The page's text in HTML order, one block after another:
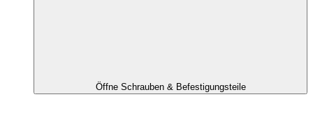
Öffne Schrauben & Befestigungsteile